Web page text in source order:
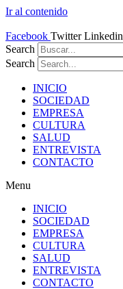
Ir al contenido
Facebook Twitter Linkedin
Search
Search
INICIO
SOCIEDAD
EMPRESA
CULTURA
SALUD
ENTREVISTA
CONTACTO
Menu
INICIO
SOCIEDAD
EMPRESA
CULTURA
SALUD
ENTREVISTA
CONTACTO